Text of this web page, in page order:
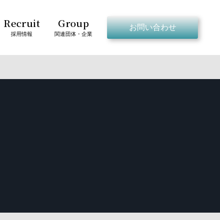
Recruit
採用情報
Group
関連団体・企業
お問い合わせ